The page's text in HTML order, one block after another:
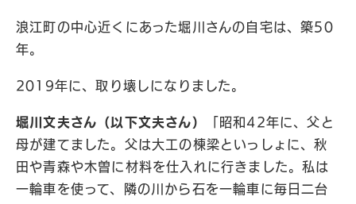
浪江町の中心近くにあった堀川さんの自宅は、築50
年。
2019年に、取り壊しになりました。
堀川文夫さん（以下文夫さん）
「昭和42年に、父と
母が建てました。父は大工の棟梁といっしょに、秋
田や青森や木曽に材料を仕入れに行きました。私は
一輪車を使って、隣の川から石を一輪車に毎日二台